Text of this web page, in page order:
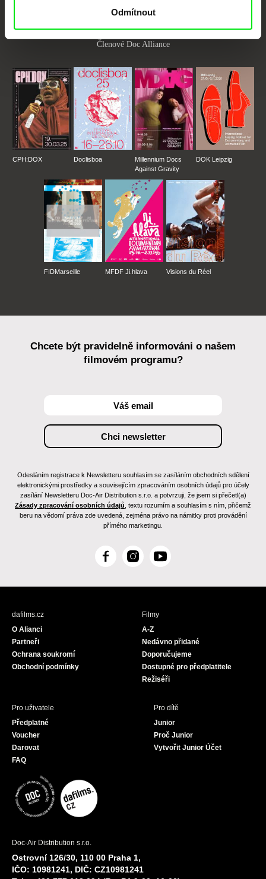
Odmítnout
festivalů dokumentárního filmu sdružených do Doc Alliance. Naším cílem je
podporovat kvalitní autorské filmy.
Členové Doc Alliance
CPH:DOX Doclisboa
Millennium Docs
Against Gravity
DOK Leipzig
FIDMarseille MFDF Ji.hlava Visions du Réel
Chcete být pravidelně informováni o našem
filmovém programu?
Odesláním registrace k Newsletteru souhlasím se zasíláním obchodních sdělení
elektronickými prostředky a souvisejícím zpracováním osobních údajů pro účely
zasílání Newsletteru Doc-Air Distribution s.r.o. a potvrzuji, že jsem si přečetl(a)
Zásady zpracování osobních údajů , textu rozumím a souhlasím s ním, přičemž
beru na vědomí práva zde uvedená, zejména právo na námitky proti provádění
přímého marketingu.
F
c
I
s
Y
u
dafilms.cz
O Alianci
Partneři
Ochrana soukromí
Obchodní podmínky
Filmy
A-Z
Nedávno přidané
Doporučujeme
Dostupné pro předplatitele
Režiséři
Pro uživatele
Předplatné
Voucher
Darovat
FAQ
Pro dítě
Junior
Proč Junior
Vytvořit Junior Účet
Doc-Air Distribution s.r.o.
Ostrovní 126/30, 110 00 Praha 1,
IČO: 10981241, DIČ: CZ10981241